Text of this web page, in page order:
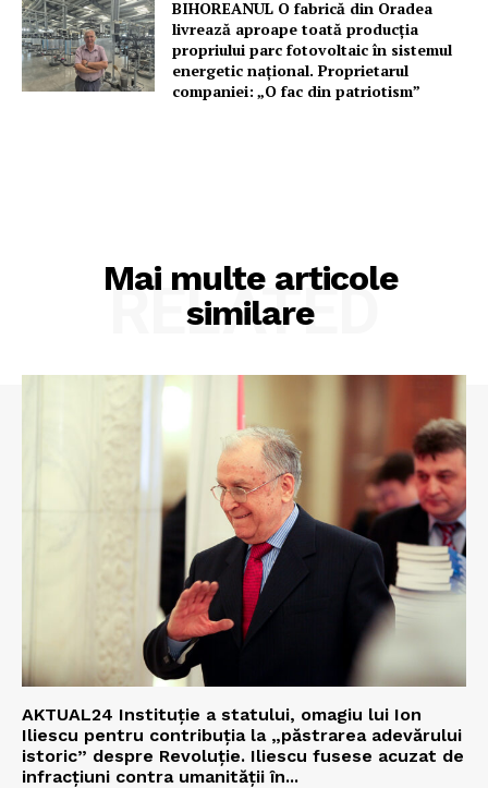
BIHOREANUL O fabrică din Oradea
livrează aproape toată producția
propriului parc fotovoltaic în sistemul
energetic național. Proprietarul
companiei: „O fac din patriotism”
Mai multe articole
similare
RELATED
AKTUAL24 Instituție a statului, omagiu lui Ion
Iliescu pentru contribuția la „păstrarea adevărului
istoric” despre Revoluție. Iliescu fusese acuzat de
infracțiuni contra umanității în...